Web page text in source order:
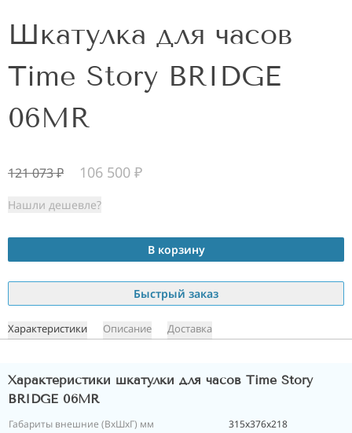
Шкатулка для часов
Time Story BRIDGE
06MR
121 073₽ 106 500 ₽
Нашли дешевле?
В корзину
Быстрый заказ
Характеристики Описание Доставка
Характеристики шкатулки для часов Time Story
BRIDGE 06MR
Габариты внешние (ВхШхГ) мм
315х376х218